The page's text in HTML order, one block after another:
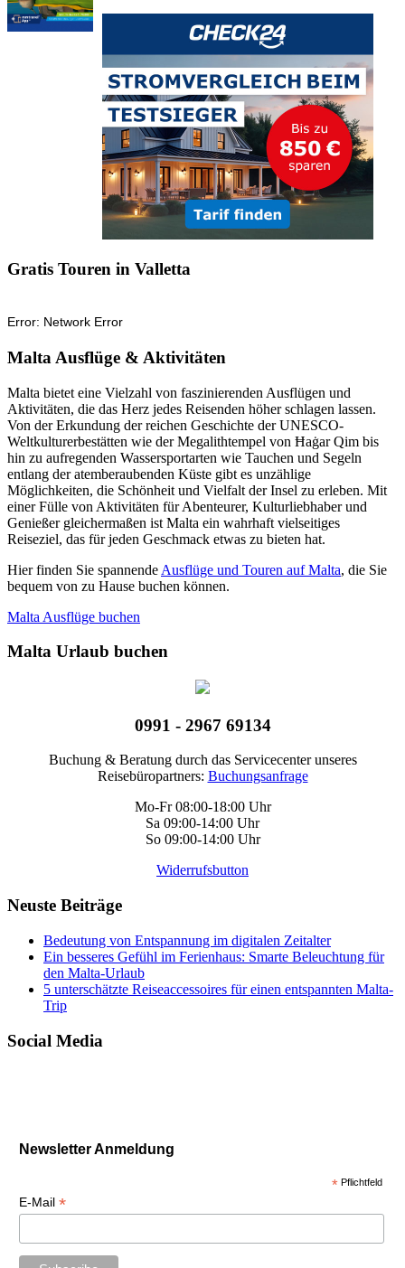
Gratis Touren in Valletta
Malta Ausflüge & Aktivitäten
Malta bietet eine Vielzahl von faszinierenden Ausflügen und
Aktivitäten, die das Herz jedes Reisenden höher schlagen lassen.
Von der Erkundung der reichen Geschichte der UNESCO-
Weltkulturerbestätten wie der Megalithtempel von Ħaġar Qim bis
hin zu aufregenden Wassersportarten wie Tauchen und Segeln
entlang der atemberaubenden Küste gibt es unzählige
Möglichkeiten, die Schönheit und Vielfalt der Insel zu erleben. Mit
einer Fülle von Aktivitäten für Abenteurer, Kulturliebhaber und
Genießer gleichermaßen ist Malta ein wahrhaft vielseitiges
Reiseziel, das für jeden Geschmack etwas zu bieten hat.
Hier finden Sie spannende Ausflüge und Touren auf Malta, die Sie
bequem von zu Hause buchen können.
Malta Ausflüge buchen
Malta Urlaub buchen
0991 - 2967 69134
Buchung & Beratung durch das Servicecenter unseres
Reisebüropartners: Buchungsanfrage
Mo-Fr 08:00-18:00 Uhr
Sa 09:00-14:00 Uhr
So 09:00-14:00 Uhr
Widerrufsbutton
Neuste Beiträge
Bedeutung von Entspannung im digitalen Zeitalter
Ein besseres Gefühl im Ferienhaus: Smarte Beleuchtung für
den Malta-Urlaub
5 unterschätzte Reiseaccessoires für einen entspannten Malta-
Trip
Social Media
Newsletter Anmeldung
* Pflichtfeld
E-Mail *